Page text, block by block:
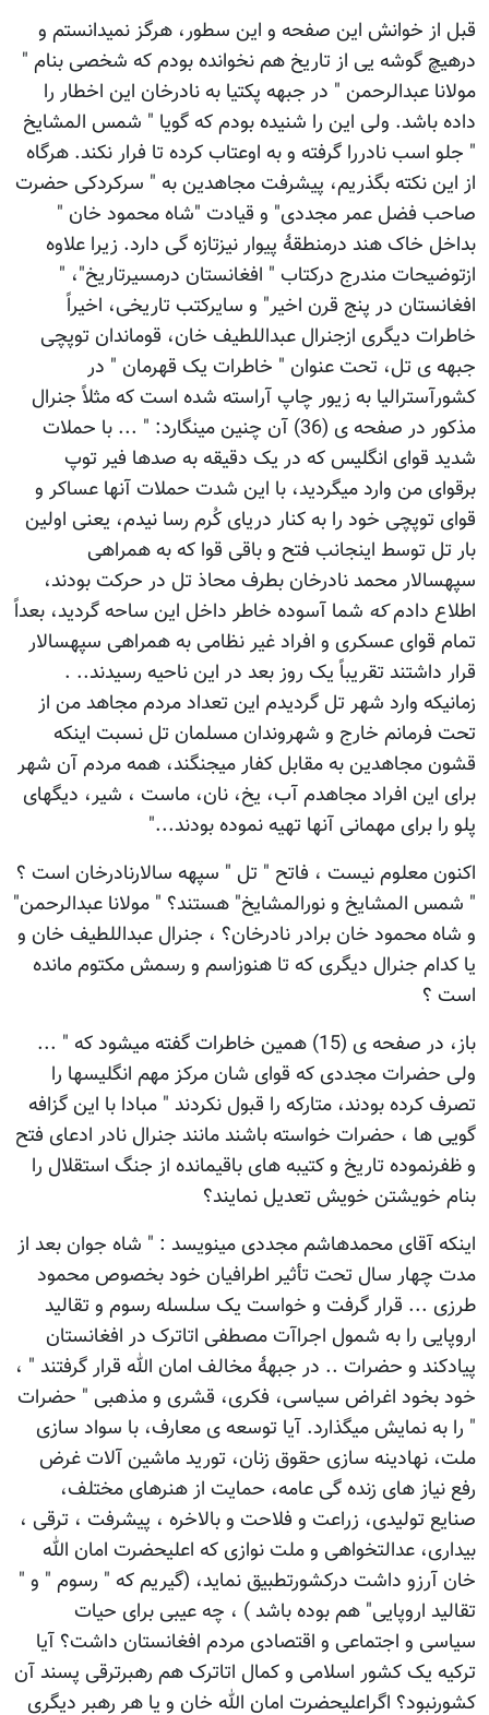
قبل از خوانش این صفحه و این سطور، هرگز نمیدانستم و
درهیچ گوشه یی از تاریخ هم نخوانده بودم که شخصی بنام "
مولانا عبدالرحمن " در جبهه پکتیا به نادرخان این اخطار را
داده باشد. ولی این را شنیده بودم که گویا " شمس المشایخ
" جلو اسب نادررا گرفته و به اوعتاب کرده تا فرار نکند. هرگاه
از این نکته بگذریم، پیشرفت مجاهدین به " سرکردکی حضرت
صاحب فضل عمر مجددی" و قیادت "شاه محمود خان "
بداخل خاک هند درمنطقۀ پیوار نیزتازه گی دارد. زیرا علاوه
ازتوضیحات مندرج درکتاب " افغانستان درمسیرتاریخ"، "
افغانستان در پنج قرن اخیر" و سایرکتب تاریخی، اخیراً
خاطرات دیگری ازجنرال عبداللطیف خان، قوماندان توپچی
جبهه ی تل، تحت عنوان " خاطرات یک قهرمان " در
کشورآسترالیا به زیور چاپ آراسته شده است که مثلاً جنرال
مذکور در صفحه ی (36) آن چنین مینگارد: " ... با حملات
شدید قوای انگلیس که در یک دقیقه به صدها فیر توپ
برقوای من وارد میگردید، با این شدت حملات آنها عساکر و
قوای توپچی خود را به کنار دریای کُرم رسا نیدم، یعنی اولین
بار تل توسط اینجانب فتح و باقی قوا که به همراهی
سپهسالار محمد نادرخان بطرف محاذ تل در حرکت بودند،
اطلاع دادمکه شما آسوده خاطر داخل این ساحه گردید، بعداً
تمام قوای عسکری و افراد غیر نظامی به همراهی سپهسالار
قرار داشتند تقریباً یک روز بعد در این ناحیه رسیدند.. .
زمانیکه وارد شهر تل گردیدم این تعداد مردم مجاهد من از
تحت فرمانم خارج و شهروندان مسلمان تل نسبت اینکه
قشون مجاهدین به مقابل کفار میجنگند، همه مردم آن شهر
برای این افراد مجاهدم آب، یخ، نان، ماست ، شیر، دیگهای
پلو را برای مهمانی آنها تهیه نموده بودند..."
اکنون معلوم نیست ، فاتح " تل " سپهه سالارنادرخان است ؟
" شمس المشایخ و نورالمشایخ" هستند؟ " مولانا عبدالرحمن"
و شاه محمود خان برادر نادرخان؟ ، جنرال عبداللطیف خان و
یا کدام جنرال دیگری که تا هنوزاسم و رسمش مکتوم مانده
است ؟
باز، در صفحه ی (15) همین خاطرات گفته میشود که " ...
ولی حضرات مجددی که قوای شان مرکز مهم انگلیسها را
تصرف کرده بودند، متارکه را قبول نکردند " مبادا با این گزافه
گویی ها ، حضرات خواسته باشند مانند جنرال نادر ادعای فتح
و ظفرنموده تاریخ و کتیبه های باقیمانده از جنگ استقلال را
بنام خویشتن خویش تعدیل نمایند؟
اینکه آقای محمدهاشم مجددی مینویسد : " شاه جوان بعد از
مدت چهار سال تحت تأثیر اطرافیان خود بخصوص محمود
طرزی ... قرار گرفت و خواست یک سلسله رسوم و تقالید
اروپایی را به شمول اجراآت مصطفی اتاترک در افغانستان
پیادکند و حضرات .. در جبهۀ مخالف امان الله قرار گرفتند " ،
خود بخود اغراض سیاسی، فکری، قشری و مذهبی " حضرات
" را به نمایش میگذارد. آیا توسعه ی معارف، با سواد سازی
ملت، نهادینه سازی حقوق زنان، تورید ماشین آلات غرض
رفع نیاز های زنده گی عامه، حمایت از هنرهای مختلف،
صنایع تولیدی، زراعت و فلاحت و بالاخره ، پیشرفت ، ترقی ،
بیداری، عدالتخواهی و ملت نوازی که اعلیحضرت امان الله
خان آرزو داشت درکشورتطبیق نماید، (گیریم که " رسوم " و "
تقالید اروپایی" هم بوده باشد ) ، چه عیبی برای حیات
سیاسی و اجتماعی و اقتصادی مردم افغانستان داشت؟ آیا
ترکیه یک کشور اسلامی و کمال اتاترک هم رهبرترقی پسند آن
کشورنبود؟ اگراعلیحضرت امان الله خان و یا هر رهبر دیگری